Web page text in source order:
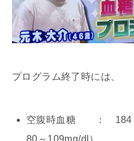
プログラム終了時には、
空腹時血糖 ： 184
80～109mg/dl）